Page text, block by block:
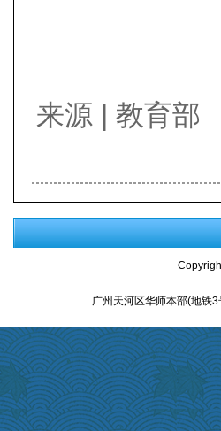
来源 | 教育部
广州天河区华师本部(地铁